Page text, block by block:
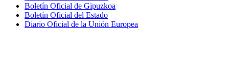
Boletín Oficial de Gipuzkoa
Boletín Oficial del Estado
Diario Oficial de la Unión Europea